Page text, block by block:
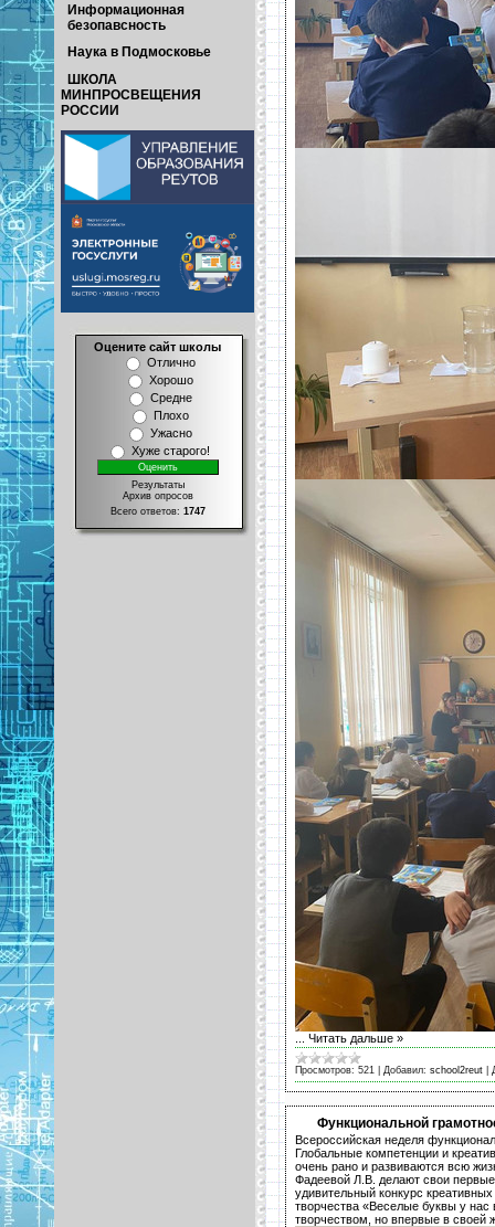
Информационная
безопавсность
Наука в Подмосковье
ШКОЛА
МИНПРОСВЕЩЕНИЯ
РОССИИ
Оцените сайт школы
Отлично
Хорошо
Средне
Плохо
Ужасно
Хуже старого!
Результаты
Архив опросов
Всего ответов: 1747
Читать дальше »
Просмотров: 521 Добавил: school2reut
Функциональной
Всероссийская неделя
Глобальные компетенции и
очень рано и развиваются всю
Фадеевой Л.В. делают свои
удивительный конкурс
творчества «Веселые буквы у
творчеством, но впервые в своей